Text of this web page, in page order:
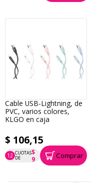
Cable USB-Lightning, de
PVC, varios colores,
KLGO en caja
$ 106,15
12 CUOTAS
DE
$
9
P.T.F. $ 106 Comprar